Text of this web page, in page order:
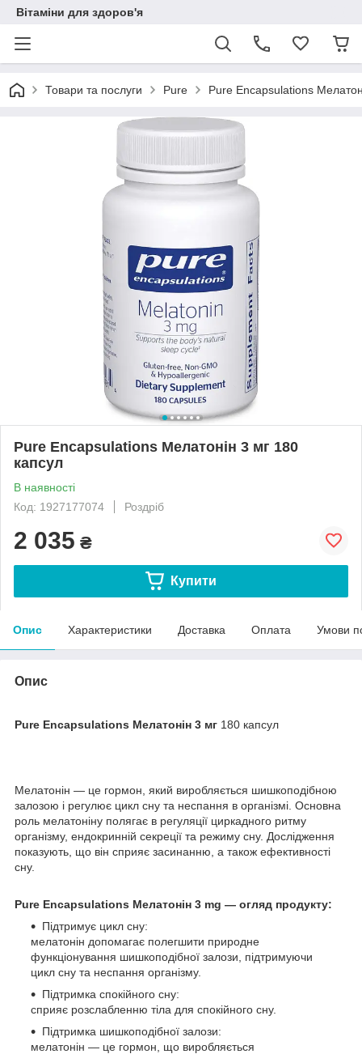
Вітаміни для здоров'я
Товари та послуги Pure Pure Encapsulations
Pure Encapsulations Мелатонін 3 мг 180
капсул
В наявності
Код: 1927177074
Роздріб
2 035 ₴
Купити
Опис Характеристики Доставка Оплата Умови
Опис
Pure Encapsulations Мелатонін 3 мг 180 капсул
Мелатонін — це гормон, який виробляється шишкоподібною
залозою і регулює цикл сну та неспання в організмі. Основна
роль мелатоніну полягає в регуляції циркадного ритму
організму, ендокринній секреції та режиму сну. Дослідження
показують, що він сприяє засинанню, а також ефективності
сну.
Pure Encapsulations Мелатонін 3 mg — огляд продукту:
Підтримує цикл сну:
мелатонін допомагає полегшити природне
функціонування шишкоподібної залози, підтримуючи
цикл сну та неспання організму.
Підтримка спокійного сну:
сприяє розслабленню тіла для спокійного сну.
Підтримка шишкоподібної залози:
мелатонін — це гормон, що виробляється